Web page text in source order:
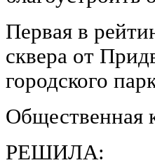
Первая в
сквера от
городского
Общественная
РЕШИЛА: